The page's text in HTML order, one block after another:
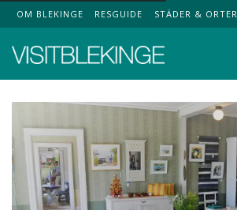
Top Menu
OM BLEKINGE RESGUIDE STÄDER & ORTER